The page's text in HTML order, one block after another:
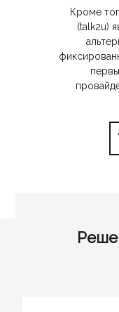
Кроме
(talk2u)